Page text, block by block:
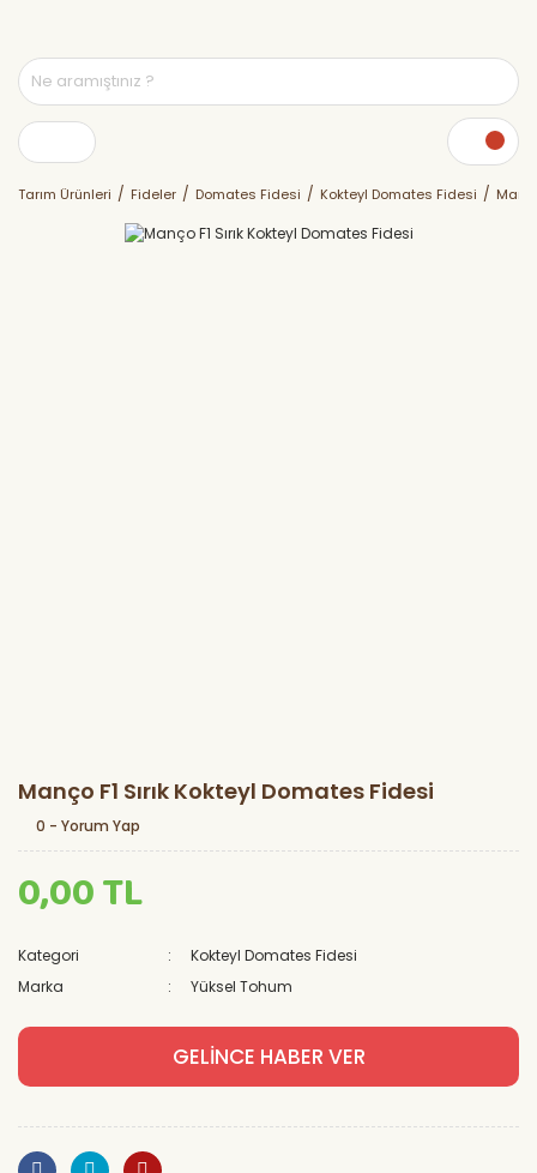
Tarım Ürünleri Fideler Domates Fidesi Kokteyl Domates Fidesi
Manço F1 Sırık Kokteyl Domates Fidesi
0 - Yorum Yap
0,00 TL
Kategori
Kokteyl Domates Fidesi
Marka
Yüksel Tohum
GELİNCE HABER VER